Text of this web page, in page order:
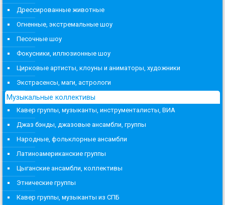
Дрессированные животные
Огненные, экстремальные шоу
Песочные шоу
Фокусники, иллюзионные шоу
Цирковые артисты, клоуны и аниматоры, художники
Экстрасенсы, маги, астрологи
Музыкальные коллективы
Кавер группы, музыканты, инструменталисты, ВИА
Джаз бэнды, джазовые ансамбли, группы
Народные, фольклорные ансамбли
Латиноамериканские группы
Цыганские ансамбли, коллективы
Этнические группы
Кавер группы, музыканты из СПБ